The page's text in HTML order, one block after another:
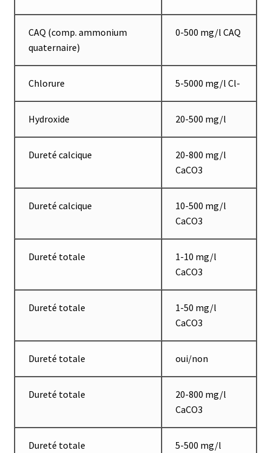
Consommable – Divers
Consommable – Protection (gants, masque,…)
Consommables
Contact
Cultures de microorganismes anaérobes et microaérobes
Dernière nouvelle
Dessiccateur
Détermination du point de fusion
Développement d’applications Windows, Android et iOS
CAQ (comp. ammonium
quaternaire)
0-500 mg/l CAQ
Chlorure 5-5000 mg/l Cl-
Hydroxide 20-500 mg/l
Dureté calcique
20-800 mg/l
CaCO3
Dureté calcique
10-500 mg/l
CaCO3
Dureté totale
1-10 mg/l
CaCO3
Dureté totale
1-50 mg/l
CaCO3
Dureté totale oui/non
Dureté totale
20-800 mg/l
CaCO3
Dureté totale
5-500 mg/l